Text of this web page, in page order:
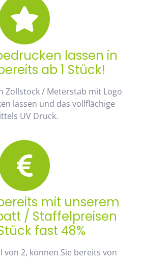
lassen in
ab 1 Stück!
Zollstock / Meterstab mit Logo
lassen und das vollflächige
UV Druck.
mit unserem
/ Staffelpreisen
fast 48%
von 2, können Sie bereits von